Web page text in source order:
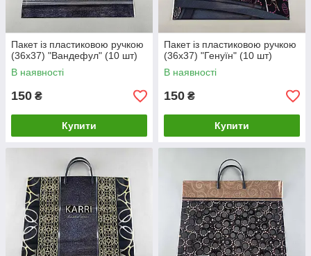
Пакет із пластиковою ручкою
(36х37) "Вандефул" (10 шт)
В наявності
150 ₴
Купити
Пакет із пластиковою ручкою
(36х37) "Генуїн" (10 шт)
В наявності
150 ₴
Купити